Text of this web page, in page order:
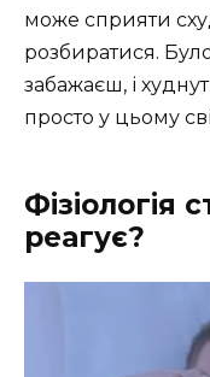
може сприяти
розбиратися.
забажаєш, і
просто у цьому
Фізіологія
реагує?